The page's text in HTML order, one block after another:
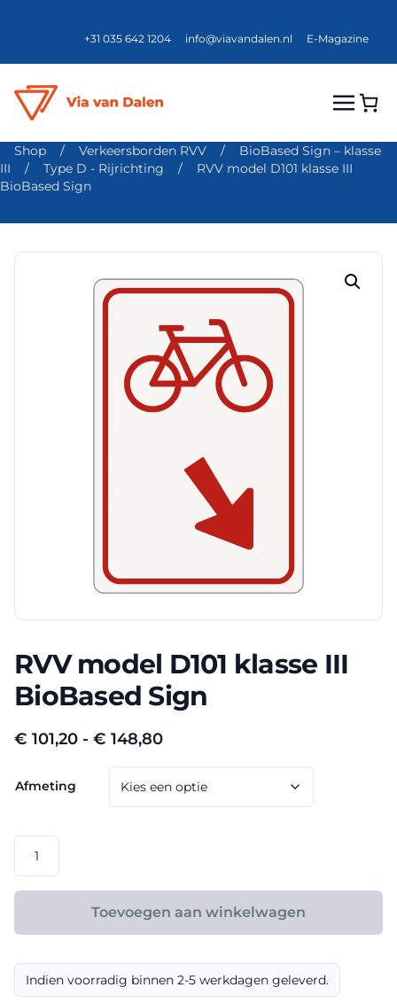
+31 035 642 1204 info@viavandalen.nl E-Magazine
Shop / Verkeersborden RVV /
BioBased Sign – klasse
III
/ Type D - Rijrichting /
RVV model D101 klasse III
BioBased Sign
RVV model D101 klasse III
BioBased Sign
€ 101,20 - € 148,80Prijsklasse:
€ 101,20
tot
€ 148,80
Afmeting
model
D101
III
Sign
aantal
Toevoegen aan winkelwagen
Indien voorradig binnen 2-5 werkdagen geleverd.